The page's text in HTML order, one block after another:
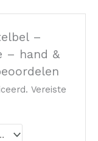
–
– hand &
Vereiste